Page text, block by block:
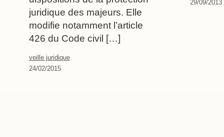
juridique des majeurs. Elle
modifie notamment l’article
426 du Code civil […]
veille juridique
24/02/2015
29/09/2013